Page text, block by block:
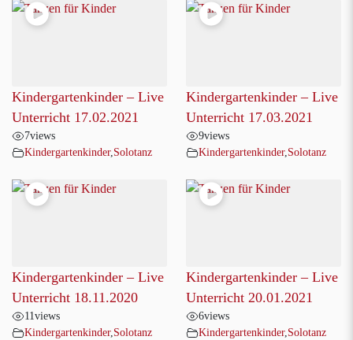
Kindergartenkinder – Live
Unterricht 17.02.2021
7views
Kindergartenkinder, Solotanz
Kindergartenkinder – Live
Unterricht 17.03.2021
9views
Kindergartenkinder, Solotanz
Kindergartenkinder – Live
Unterricht 18.11.2020
11views
Kindergartenkinder, Solotanz
Kindergartenkinder – Live
Unterricht 20.01.2021
6views
Kindergartenkinder, Solotanz